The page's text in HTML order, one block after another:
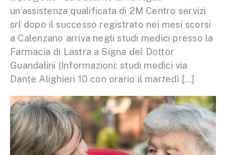
un’assistenza qualificata di 2M Centro servizi
srl dopo il successo registrato nei mesi scorsi
a Calenzano arriva negli studi medici presso la
Farmacia di Lastra a Signa del Dottor
Guandalini (Informazioni: studi medici via
Dante Alighieri 10 con orario il martedì […]